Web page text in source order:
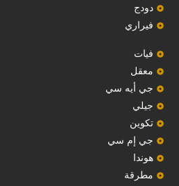
دودج
فيراري
فيات
معقل
‏جي أيه سي‏
جيلي
‏تكوين‏
جي إم سي
هوندا
مطرقة